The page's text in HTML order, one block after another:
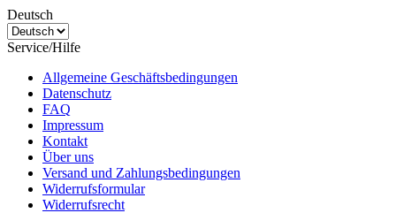
Deutsch
Service/Hilfe
Allgemeine Geschäftsbedingungen
Datenschutz
FAQ
Impressum
Kontakt
Über uns
Versand und Zahlungsbedingungen
Widerrufsformular
Widerrufsrecht